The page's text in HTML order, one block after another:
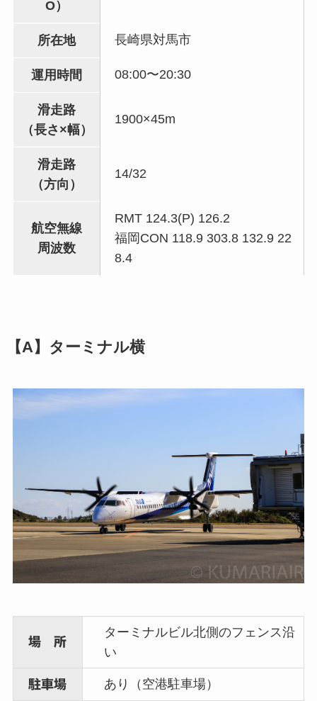
O）
所在地 長崎県対馬市
運用時間 08:00〜20:30
滑走路
（長さ×幅）
1900×45m
滑走路
（方向）
14/32
航空無線
周波数
RMT 124.3(P) 126.2
福岡CON 118.9 303.8 132.9 22
8.4
【A】ターミナル横
場 所
ターミナルビル北側のフェンス沿
い
駐車場 あり（空港駐車場）